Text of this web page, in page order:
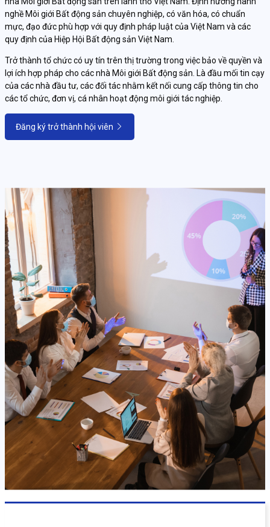
nghề Môi giới Bất động sản chuyên nghiệp, có văn hóa, có chuẩn
mực, đạo đức phù hợp với quy định pháp luật của Việt Nam và các
quy định của Hiệp Hội Bất động sản Việt Nam.
Trở thành tổ chức có uy tín trên thị trường trong việc bảo về quyền và
lợi ích hợp pháp cho các nhà Môi giới Bất động sản. Là đầu mối tin cạy
của các nhà đầu tư, các đối tác nhằm kết nối cung cấp thông tin cho
các tổ chức, đơn vị, cá nhân hoạt động môi giới tác nghiệp.
Đăng ký trở thành hội viên